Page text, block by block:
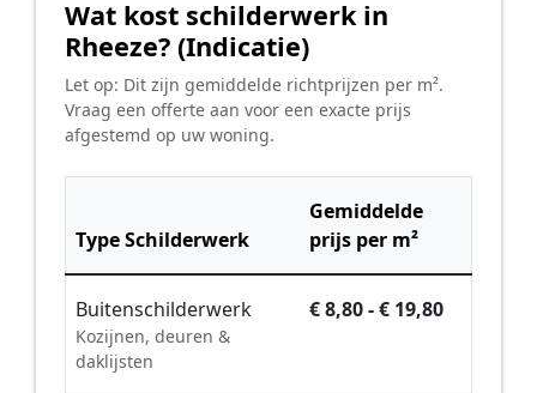
Wat kost schilderwerk in
Rheeze? (Indicatie)
Let op: Dit zijn gemiddelde richtprijzen per m².
Vraag een offerte aan voor een exacte prijs
afgestemd op uw woning.
Type Schilderwerk
Gemiddelde
prijs per m²
Buitenschilderwerk
Kozijnen, deuren &
daklijsten
€ 8,80 - € 19,80